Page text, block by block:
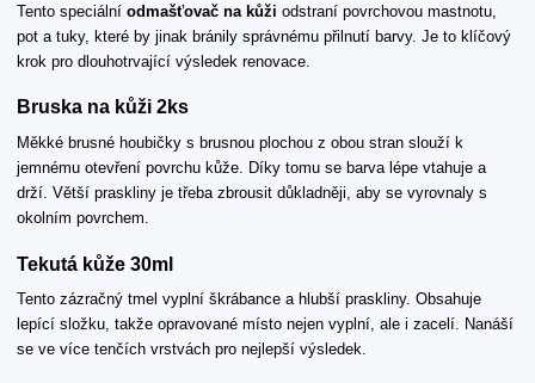
Tento speciální odmašťovač na kůži odstraní povrchovou mastnotu,
pot a tuky, které by jinak bránily správnému přilnutí barvy. Je to klíčový
krok pro dlouhotrvající výsledek renovace.
Bruska na kůži 2ks
Měkké brusné houbičky s brusnou plochou z obou stran slouží k
jemnému otevření povrchu kůže. Díky tomu se barva lépe vtahuje a
drží. Větší praskliny je třeba zbrousit důkladněji, aby se vyrovnaly s
okolním povrchem.
Tekutá kůže 30ml
Tento zázračný tmel vyplní škrábance a hlubší praskliny. Obsahuje
lepící složku, takže opravované místo nejen vyplní, ale i zacelí. Nanáší
se ve více tenčích vrstvách pro nejlepší výsledek.